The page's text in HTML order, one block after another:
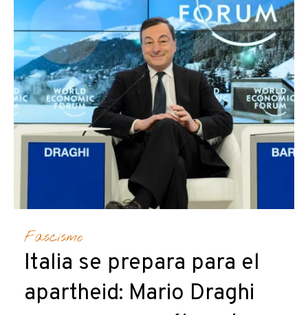
Fascismo
Italia se prepara para el
apartheid: Mario Draghi